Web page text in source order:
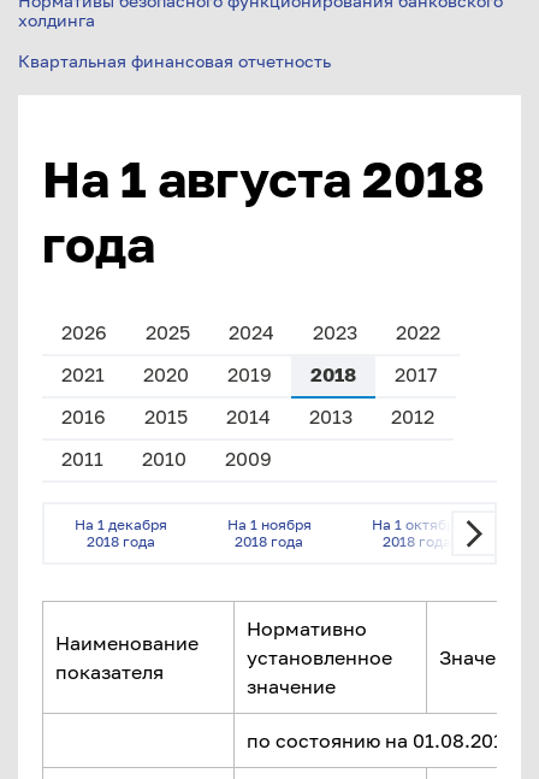
холдинга
Квартальная финансовая отчетность
На 1 августа 2018
года
2026 2025 2024 2023
2022
2021
2020 2019 2018
2017
2016
2015 2014 2013
2012
2011
2010 2009
На 1 декабря
2018 года
На 1 ноября
2018 года
На 1 октября
2018 года
Наименование
показателя
Нормативно
установленное
значение
Значение
по состоянию на 01.08.2018 г.